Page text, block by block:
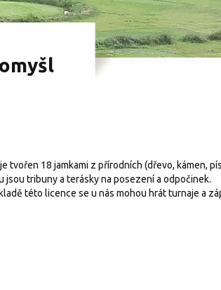
tvořen 18 jamkami z přírodních (dřevo, kámen,
jsou tribuny a terásky na posezení a odpočinek.
této licence se u nás mohou hrát turnaje a